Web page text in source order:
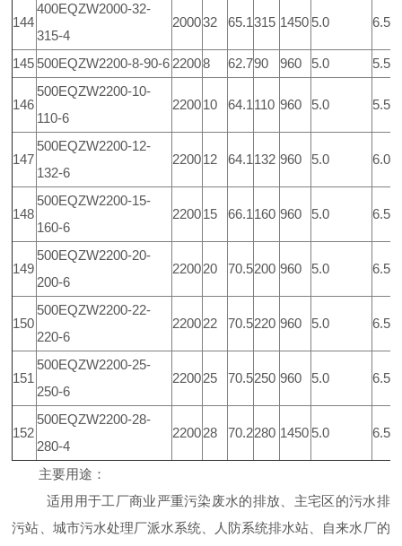
144
400EQZW2000-32-
315-4
200032 65.1 315 1450 5.0 6.5
145 500EQZW2200-8-90-6 22008 62.790 960 5.0 5.5
146
500EQZW2200-10-
110-6
220010 64.1 110 960 5.0 5.5
147
500EQZW2200-12-
132-6
220012 64.1 132 960 5.0 6.0
148
500EQZW2200-15-
160-6
220015 66.1 160 960 5.0 6.5
149
500EQZW2200-20-
200-6
220020 70.5200 960 5.0 6.5
150
500EQZW2200-22-
220-6
220022 70.5220 960 5.0 6.5
151
500EQZW2200-25-
250-6
220025 70.5250 960 5.0 6.5
152
500EQZW2200-28-
280-4
220028 70.2280 1450 5.0 6.5
主要用途：
适用用于工厂商业严重污染废水的排放、主宅区的污水排
污站、城市污水处理厂派水系统、人防系统排水站、自来水厂的